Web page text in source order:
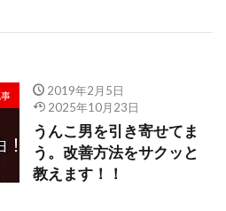
2019年2月5日
2025年10月23日
うんこ男を引き寄せてま
う。改善方法をサクッと
教えます！！